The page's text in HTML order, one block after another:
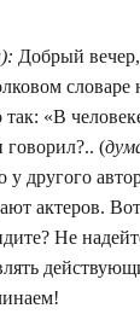
Добрый
словаре
так: «В
говорил?.. (
другого
актеров.
Не